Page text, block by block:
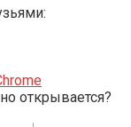
открывается?